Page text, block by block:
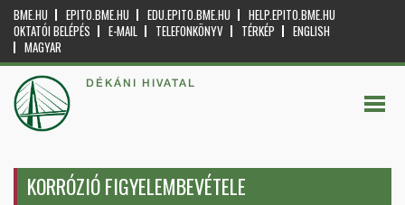
BME.HU EPITO.BME.HU EDU.EPITO.BME.HU
HELP.EPITO.BME.HU
OKTATÓI BELÉPÉS
E-MAIL TELEFONKÖNYV TÉRKÉP
ENGLISH
MAGYAR
DÉKÁNI HIVATAL
KORRÓZIÓ FIGYELEMBEVÉTELE